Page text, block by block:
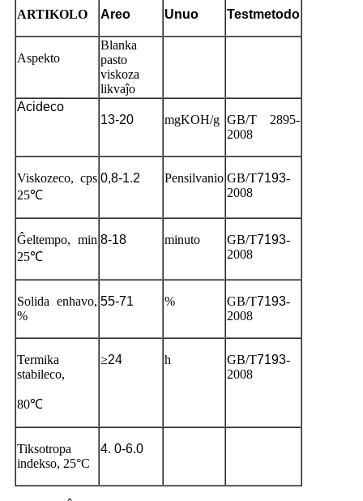
ARTIKOLO Areo Unuo Testmetodo
Aspekto
Blanka
pasto
viskoza
likvaĵo
Acideco
13-20
mgKOH/g GB/T 2895-
2008
Viskozeco, cps
25℃
0,8-1.2 Pensilvanio GB/T7193-
2008
Ĝeltempo, min
25℃
8-18 minuto GB/T7193-
2008
Solida enhavo,
%
55-71 % GB/T7193-
2008
Termika
stabileco,
80℃
≥24 h GB/T7193-
2008
Tiksotropa
indekso, 25°C
4. 0-6.0